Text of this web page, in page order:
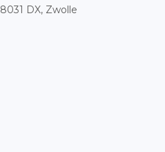
8031 DX, Zwolle